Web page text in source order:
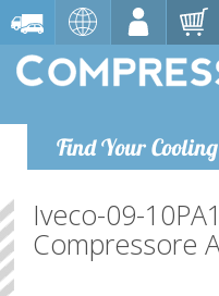
Find Your
Iveco-09-
Compressore